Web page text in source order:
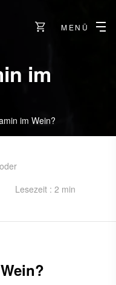
MENÜ
im
im Wein?
Lesezeit : 2 min